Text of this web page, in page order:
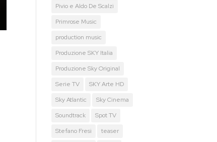
Pivio e Aldo De Scalzi
Primrose Music
production music
Produzione SKY Italia
Produzione Sky Original
Serie TV
SKY Arte HD
Sky Atlantic
Sky Cinema
Soundtrack
Spot TV
Stefano Fresi
teaser